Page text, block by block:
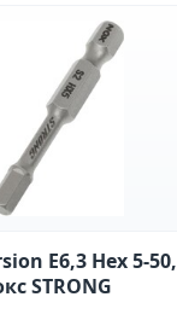
E6,3 Hex 5-50,
STRONG